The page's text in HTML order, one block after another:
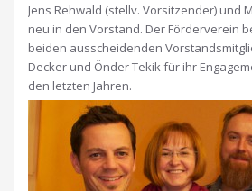
Jens Rehwald (stellv. Vorsitzender) und
neu in den Vorstand. Der Förderverein
beiden ausscheidenden
Decker und Önder Tekik für ihr
den letzten Jahren.